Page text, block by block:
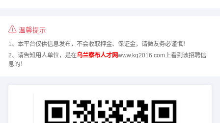
温馨提示
1、本平台仅供信息发布，不会收取押金、保证金，请微友务必谨慎！
2、请告知用人单位，是在乌兰察布人才网www.kq2016.com上看到该招聘信
息的！